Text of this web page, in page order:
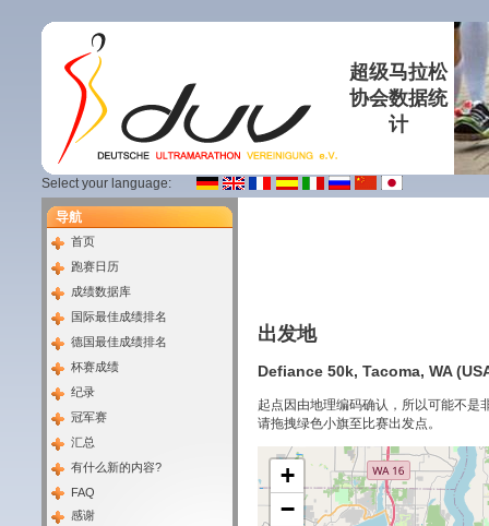
超级马拉松
协会数据统
计
Select your language:
导航
首页
跑赛日历
成绩数据库
国际最佳成绩排名
德国最佳成绩排名
杯赛成绩
纪录
冠军赛
汇总
有什么新的内容?
FAQ
感谢
出发地
Defiance 50k, Tacoma, WA
起点因由地理编码确认，所以可能不是
请拖拽绿色小旗至比赛出发点。
+
−